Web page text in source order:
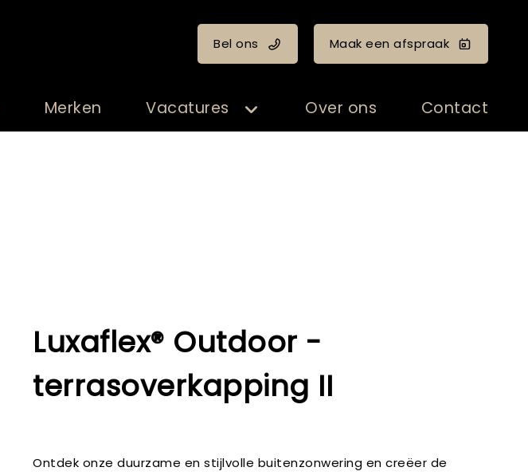
Bel ons Maak een afspraak
Merken Vacatures Over ons Contact
Luxaflex® Outdoor -
terrasoverkapping II
Ontdek onze duurzame en stijlvolle buitenzonwering en creëer de